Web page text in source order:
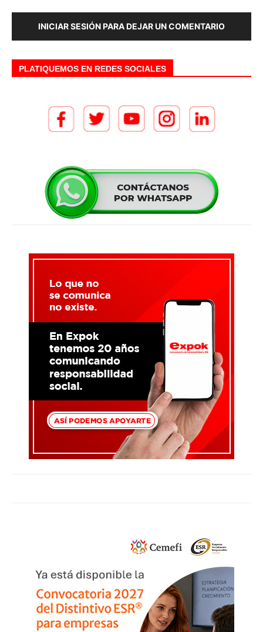
INICIAR SESIÓN PARA DEJAR UN COMENTARIO
PLATIQUEMOS EN REDES SOCIALES